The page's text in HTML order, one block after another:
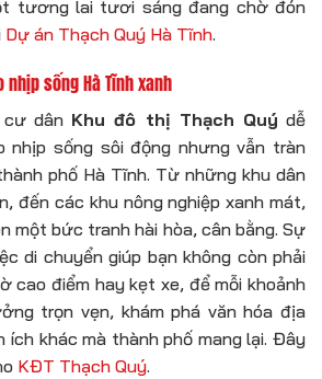
tương lai tươi sáng đang chờ đón
Dự án Thạch Quý Hà Tĩnh.
sống Hà Tĩnh xanh
dân Khu đô thị Thạch Quý dễ
nhịp sống sôi động nhưng vẫn tràn
phố Hà Tĩnh. Từ những khu dân
đến các khu nông nghiệp xanh mát,
một bức tranh hài hòa, cân bằng. Sự
di chuyển giúp bạn không còn phải
cao điểm hay kẹt xe, để mỗi khoảnh
trọn vẹn, khám phá văn hóa địa
khác mà thành phố mang lại. Đây
KĐT Thạch Quý.